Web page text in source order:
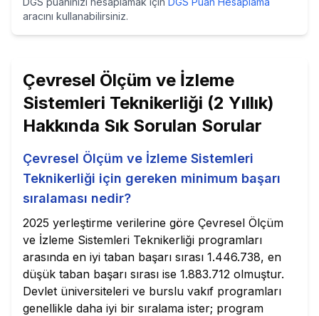
aracını kullanabilirsiniz.
Çevresel Ölçüm ve İzleme
Sistemleri Teknikerliği (2 Yıllık)
Hakkında Sık Sorulan Sorular
Çevresel Ölçüm ve İzleme Sistemleri
Teknikerliği için gereken minimum başarı
sıralaması nedir?
2025 yerleştirme verilerine göre Çevresel Ölçüm
ve İzleme Sistemleri Teknikerliği programları
arasında en iyi taban başarı sırası 1.446.738, en
düşük taban başarı sırası ise 1.883.712 olmuştur.
Devlet üniversiteleri ve burslu vakıf programları
genellikle daha iyi bir sıralama ister; program